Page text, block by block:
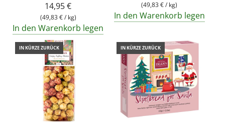
14,95 €
(49,83 €/ kg)
In den Warenkorb legen
(49,83 €/ kg)
In den Warenkorb legen
IN KÜRZE ZURÜCK IN KÜRZE ZURÜCK